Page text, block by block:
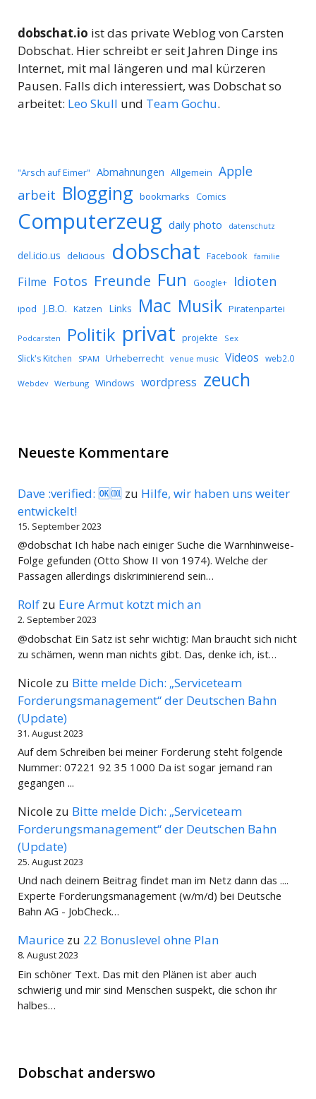
dobschat.io ist das private Weblog von Carsten
Dobschat. Hier schreibt er seit Jahren Dinge ins
Internet, mit mal längeren und mal kürzeren
Pausen. Falls dich interessiert, was Dobschat so
arbeitet: Leo Skull und Team Gochu.
"Arsch auf Eimer" Abmahnungen Allgemein Apple
arbeit Blogging bookmarks Comics
Computerzeug daily photo datenschutz
del.icio.us delicious dobschat Facebook familie
Filme Fotos Freunde Fun Google+ Idioten
ipod J.B.O. Katzen Links Mac Musik Piratenpartei
Podcarsten Politik privat projekte Sex
Slick's Kitchen SPAM Urheberrecht venue music Videos web2.0
Webdev Werbung Windows wordpress zeuch
Neueste Kommentare
Dave :verified: 🆗🆒 zu Hilfe, wir haben uns weiter
entwickelt!
15. September 2023
@dobschat Ich habe nach einiger Suche die Warnhinweise-
Folge gefunden (Otto Show II von 1974). Welche der
Passagen allerdings diskriminierend sein…
Rolf zu Eure Armut kotzt mich an
2. September 2023
@dobschat Ein Satz ist sehr wichtig: Man braucht sich nicht
zu schämen, wenn man nichts gibt. Das, denke ich, ist…
Nicole zu Bitte melde Dich: „Serviceteam
Forderungsmanagement“ der Deutschen Bahn
(Update)
31. August 2023
Auf dem Schreiben bei meiner Forderung steht folgende
Nummer: 07221 92 35 1000 Da ist sogar jemand ran
gegangen ...
Nicole zu Bitte melde Dich: „Serviceteam
Forderungsmanagement“ der Deutschen Bahn
(Update)
25. August 2023
Und nach deinem Beitrag findet man im Netz dann das ....
Experte Forderungsmanagement (w/m/d) bei Deutsche
Bahn AG - JobCheck…
Maurice zu 22 Bonuslevel ohne Plan
8. August 2023
Ein schöner Text. Das mit den Plänen ist aber auch
schwierig und mir sind Menschen suspekt, die schon ihr
halbes…
Dobschat anderswo